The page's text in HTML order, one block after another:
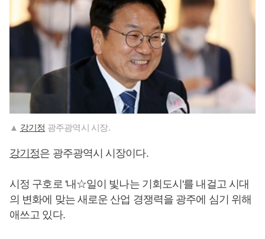
▲ 강기정 광주광역시 시장.
강기정은 광주광역시 시장이다.
시정 구호로 '내☆일이 빛나는 기회도시'를 내걸고 시대
의 변화에 맞는 새로운 산업 경쟁력을 광주에 심기 위해
애쓰고 있다.